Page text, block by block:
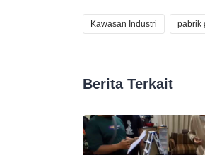
Kawasan Industri pabrik
Berita Terkait